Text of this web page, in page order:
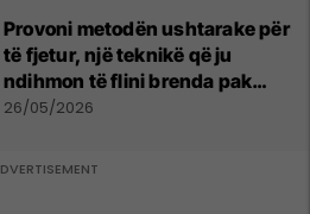
Provoni metodën ushtarake për
të fjetur, një teknikë që ju
ndihmon të flini brenda pak
minutash
26/05/2026